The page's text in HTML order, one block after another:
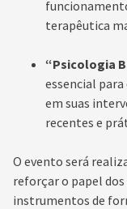
terapêutica
“Psicologia
essencial
em suas
recentes e
O evento será
reforçar o papel
instrumentos de